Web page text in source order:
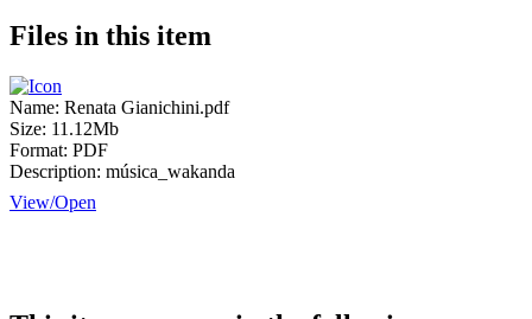
Files in this item
Name: Renata Gianichini.pdf
Size: 11.12Mb
Format: PDF
Description: música_wakanda
View/Open